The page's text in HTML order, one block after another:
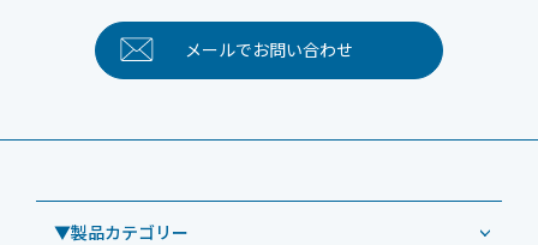
メールでお問い合わせ
▼製品カテゴリー